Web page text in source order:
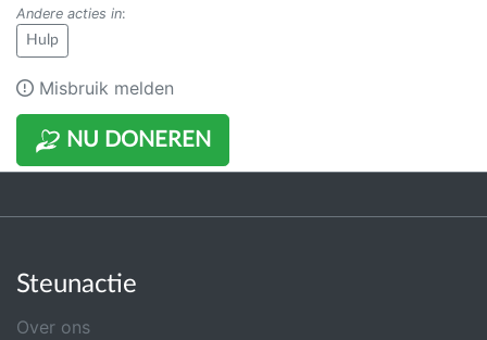
NU DONEREN
Andere acties in:
Hulp
Misbruik melden
Steunactie
Over ons